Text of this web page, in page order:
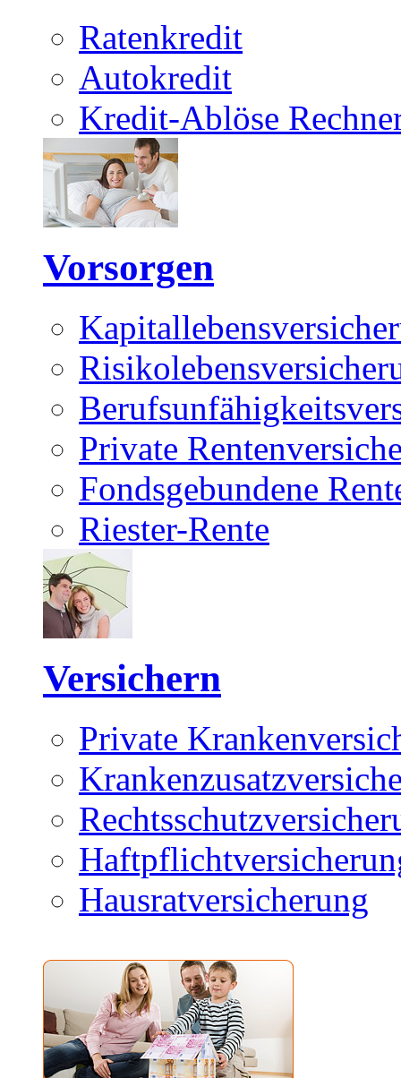
Ratenkredit
Autokredit
Kredit-Ablöse
Vorsorgen
Private
Fondsgebundene
Riester-Rente
Versichern
Private
Hausratversicherung